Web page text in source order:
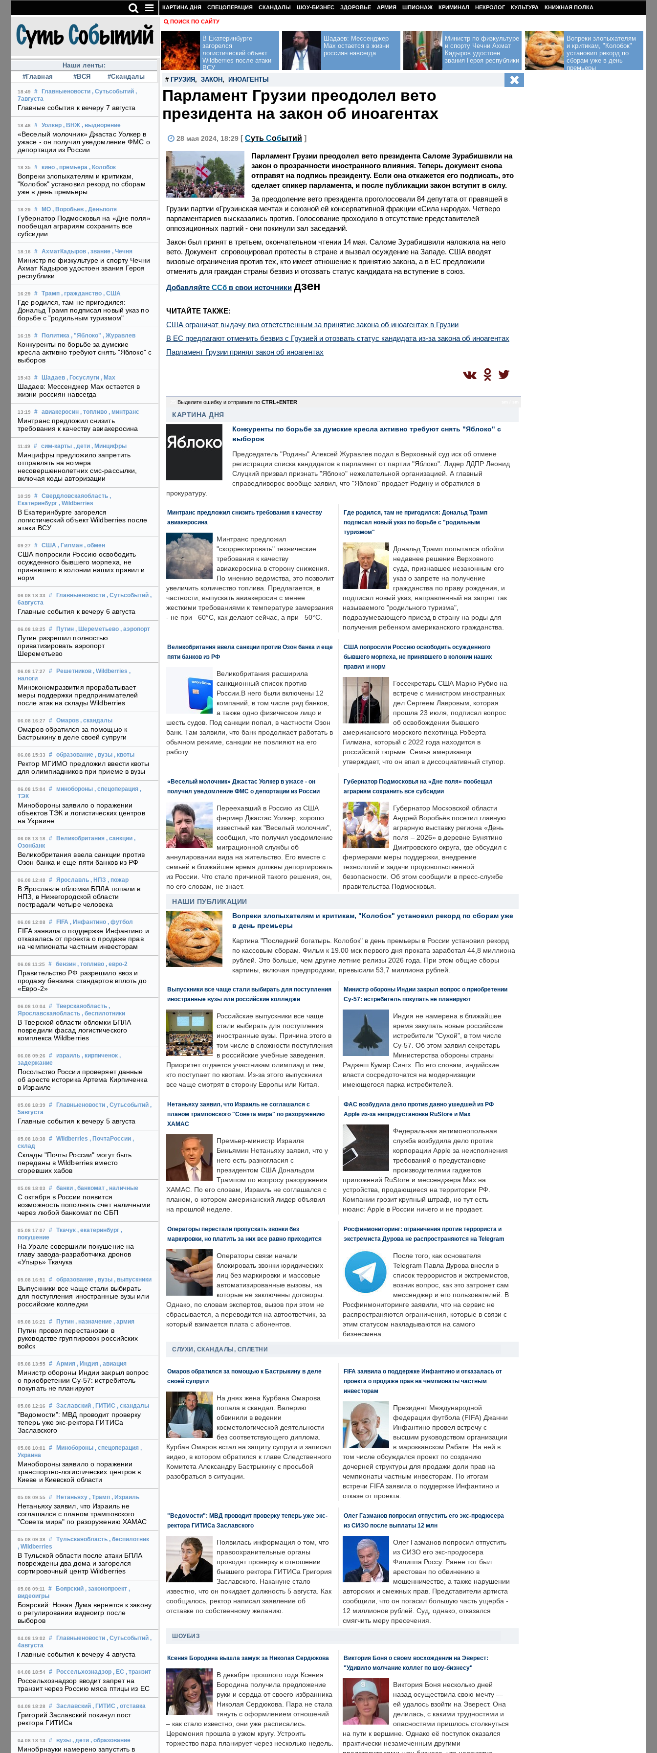
Наши ленты:
#Главная
#ВСЯ #Скандалы
18:49 # Главныеновости , Сутьсобытий ,
7августа
Главные события к вечеру 7 августа
18:46 # Уолкер , ВНЖ , выдворение
«Веселый молочник» Джастас Уолкер в
ужасе - он получил уведомление ФМС о
депортации из России
18:35 # кино , премьера , Колобок
Вопреки злопыхателям и критикам,
"Колобок" установил рекорд по сборам
уже в день премьеры
18:29 # МО , Воробьев , Деньполя
Губернатор Подмосковья на «Дне поля»
пообещал аграриям сохранить все
субсидии
18:16 # АхматКадыров , звание , Чечня
Министр по физкультуре и спорту Чечни
Ахмат Кадыров удостоен звания Героя
республики
16:29 # Трамп , гражданство , США
Где родился, там не пригодился:
Дональд Трамп подписал новый указ по
борьбе с "родильным туризмом"
16:15 # Политика , "Яблоко" , Журавлев
Конкуренты по борьбе за думские
кресла активно требуют снять "Яблоко" с
выборов
15:43 # Шадаев , Госуслуги , Max
Шадаев: Мессенджер Max остается в
жизни россиян навсегда
13:19 # авиакеросин , топливо , минтранс
Минтранс предложил снизить
требования к качеству авиакеросина
11:49 # сим-карты , дети , Минцифры
Минцифры предложило запретить
отправлять на номера
несовершеннолетних смс-рассылки,
включая коды авторизации
10:39 # Свердловскаяобласть ,
Екатеринбург , Wildberries
В Екатеринбурге загорелся
логистический объект Wildberries после
атаки ВСУ
09:27 # США , Гилман , обмен
США попросили Россию освободить
осужденного бывшего морпеха, не
принявшего в колонии наших правил и
норм
06.08 18:33 # Главныеновости , Сутьсобытий ,
6августа
Главные события к вечеру 6 августа
06.08 18:25 # Путин , Шереметьево , аэропорт
Путин разрешил полностью
приватизировать аэропорт
Шереметьево
06.08 17:27 # Решетников , Wildberries ,
налоги
Минэкономразвития прорабатывает
меры поддержки предпринимателей
после атак на склады Wildberries
06.08 16:27 # Омаров , скандалы
Омаров обратился за помощью к
Бастрыкину в деле своей супруги
06.08 15:33 # образование , вузы , квоты
Ректор МГИМО предложил ввести квоты
для олимпиадников при приеме в вузы
06.08 15:04 # минобороны , спецоперация ,
ТЭК
Минобороны заявило о поражении
объектов ТЭК и логистических центров
на Украине
06.08 13:18 # Великобритания , санкции ,
Озонбанк
Великобритания ввела санкции против
Озон банка и еще пяти банков из РФ
06.08 12:48 # Ярославль , НПЗ , пожар
В Ярославле обломки БПЛА попали в
НПЗ, в Нижегородской области
пострадали четыре человека
06.08 12:08 # FIFA , Инфантино , футбол
FIFA заявила о поддержке Инфантино и
отказалась от проекта о продаже прав
на чемпионаты частным инвесторам
06.08 11:25 # бензин , топливо , евро-2
Правительство РФ разрешило ввоз и
продажу бензина стандартов вплоть до
«Евро-2»
06.08 10:04 # Тверскаяобласть ,
Ярославскаяобласть , беспилотники
В Тверской области обломки БПЛА
повредили фасад логистического
комплекса Wildberries
06.08 09:26 # израиль , кирпиченок ,
задержание
Посольство России проверяет данные
об аресте историка Артема Кирпиченка
в Израиле
05.08 18:39 # Главныеновости , Сутьсобытий ,
5августа
Главные события к вечеру 5 августа
05.08 18:38 # Wildberries , ПочтаРоссии ,
склад
Склады "Почты России" могут быть
переданы в Wildberries вместо
сгоревших хабов
05.08 18:03 # банки , банкомат , наличные
С октября в России появится
возможность пополнять счет наличными
через любой банкомат по СБП
05.08 17:07 # Ткачук , екатеринбург ,
покушение
На Урале совершили покушение на
главу завода-разработчика дронов
«Упырь» Ткачука
05.08 16:51 # образование , вузы , выпускники
Выпускники все чаще стали выбирать
для поступления иностранные вузы или
российские колледжи
05.08 16:21 # Путин , назначение , армия
Путин провел перестановки в
руководстве группировок российских
войск
05.08 13:55 # Армия , Индия , авиация
Министр обороны Индии закрыл вопрос
о приобретении Су-57: истребитель
покупать не планируют
05.08 12:16 # Заславский , ГИТИС , скандалы
"Ведомости": МВД проводит проверку
теперь уже экс-ректора ГИТИСа
Заславского
05.08 10:01 # Минобороны , спецоперация ,
Украина
Минобороны заявило о поражении
транспортно-логистических центров в
Киеве и Киевской области
05.08 09:55 # Нетаньяху , Трамп , Израиль
Нетаньяху заявил, что Израиль не
соглашался с планом трамповского
"Совета мира" по разоружению ХАМАС
05.08 09:38 # Тульскаяобласть , беспилотник
, Wildberries
В Тульской области после атаки БПЛА
повреждены два дома и загорелся
сортировочный центр Wildberries
05.08 09:11 # Боярский , законопроект ,
видеоигры
Боярский: Новая Дума вернется к закону
о регулировании видеоигр после
выборов
04.08 19:02 # Главныеновости , Сутьсобытий ,
4августа
Главные события к вечеру 4 августа
04.08 18:54 # Россельхознадзор , ЕС , транзит
Россельхознадзор вводит запрет на
транзит через Россию мяса птицы из ЕС
04.08 18:28 # Заславский , ГИТИС , отставка
Григорий Заславский покинул пост
ректора ГИТИСа
04.08 18:13 # вузы , дети , образование
Минобрнауки намерено запустить в
КАРТИНА ДНЯ СПЕЦОПЕРАЦИЯ СКАНДАЛЫ ШОУ-БИЗНЕС ЗДОРОВЬЕ АРМИЯ ШПИОНАЖ КРИМИНАЛ НЕКРОЛОГ КУЛЬТУРА КНИЖНАЯ ПОЛКА
ПОИСК ПО САЙТУ
В Екатеринбурге
загорелся
логистический объект
Wildberries после атаки
ВСУ
Шадаев: Мессенджер
Max остается в жизни
россиян навсегда
Министр по физкультуре
и спорту Чечни Ахмат
Кадыров удостоен
звания Героя республики
Вопреки злопыхателям
и критикам, "Колобок"
установил рекорд по
сборам уже в день
премьеры
# ГРУЗИЯ , ЗАКОН , ИНОАГЕНТЫ
Парламент Грузии преодолел вето
президента на закон об иноагентах
28 мая 2024, 18:29 [ Суть Событий ]
Парламент Грузии преодолел вето президента Саломе Зурабишвили на
закон о прозрачности иностранного влияния. Теперь документ снова
отправят на подпись президенту. Если она откажется его подписать, это
сделает спикер парламента, и после публикации закон вступит в силу.
За преодоление вето президента проголосовали 84 депутата от правящей в
Грузии партии «Грузинская мечта» и союзной ей консервативной фракции «Сила народа». Четверо
парламентариев высказались против. Голосование проходило в отсутствие представителей
оппозиционных партий - они покинули зал заседаний.
Закон был принят в третьем, окончательном чтении 14 мая. Саломе Зурабишвили наложила на него
вето. Документ спровоцировал протесты в стране и вызвал осуждение на Западе. США вводят
визовые ограничения против тех, кто имеет отношение к принятию закона, а в ЕС предложили
отменить для граждан страны безвиз и отозвать статус кандидата на вступение в союз.
Добавляйте CСб в свои источники дзен
ЧИТАЙТЕ ТАКЖЕ:
США ограничат выдачу виз ответственным за принятие закона об иноагентах в Грузии
В ЕС предлагают отменить безвиз с Грузией и отозвать статус кандидата из-за закона об иноагентах
Парламент Грузии принял закон об иноагентах
Выделите ошибку и отправьте по CTRL+ENTER
КАРТИНА ДНЯ
Конкуренты по борьбе за думские кресла активно требуют снять "Яблоко" с
выборов
Председатель "Родины" Алексей Журавлев подал в Верховный суд иск об отмене
регистрации списка кандидатов в парламент от партии "Яблоко". Лидер ЛДПР Леонид
Слуцкий призвал признать "Яблоко" нежелательной организацией. А главный
справедливорос вообще заявил, что "Яблоко" продает Родину и обратился в
прокуратуру.
Минтранс предложил снизить требования к качеству
авиакеросина
Минтранс предложил
"скорректировать" технические
требования к качеству
авиакеросина в сторону снижения.
По мнению ведомства, это позволит
увеличить количество топлива. Предлагается, в
частности, выпускать авиакеросин с менее
жесткими требованиями к температуре замерзания
- не при –60°C, как делают сейчас, а при –50°C.
Где родился, там не пригодился: Дональд Трамп
подписал новый указ по борьбе с "родильным
туризмом"
Дональд Трамп попытался обойти
недавнее решение Верховного
суда, признавшее незаконным его
указ о запрете на получение
гражданства по праву рождения, и
подписал новый указ, направленный на запрет так
называемого "родильного туризма",
подразумевающего приезд в страну на роды для
получения ребенком американского гражданства.
Великобритания ввела санкции против Озон банка и еще
пяти банков из РФ
Великобритания расширила
санкционный список против
России.В него были включены 12
компаний, в том числе ряд банков,
а также одно физическое лицо и
шесть судов. Под санкции попал, в частности Озон
банк. Там заявили, что банк продолжает работать в
обычном режиме, санкции не повлияют на его
работу.
США попросили Россию освободить осужденного
бывшего морпеха, не принявшего в колонии наших
правил и норм
Госсекретарь США Марко Рубио на
встрече с министром иностранных
дел Сергеем Лавровым, которая
прошла 23 июля, подписал вопрос
об освобождении бывшего
американского морского пехотинца Роберта
Гилмана, который с 2022 года находится в
российской тюрьме. Семья американца
утверждает, что он впал в диссоциативный ступор.
«Веселый молочник» Джастас Уолкер в ужасе - он
получил уведомление ФМС о депортации из России
Переехавший в Россию из США
фермер Джастас Уолкер, хорошо
известный как "Веселый молочник",
сообщил, что получил уведомление
миграционной службы об
аннулировании вида на жительство. Его вместе с
семьей в ближайшее время должны депортировать
из России. Что стало причиной такого решения, он,
по его словам, не знает.
Губернатор Подмосковья на «Дне поля» пообещал
аграриям сохранить все субсидии
Губернатор Московской области
Андрей Воробьёв посетил главную
аграрную выставку региона «День
поля – 2026» в деревне Бунятино
Дмитровского округа, где обсудил с
фермерами меры поддержки, внедрение
технологий и задачи продовольственной
безопасности. Об этом сообщили в пресс-службе
правительства Подмосковья.
НАШИ ПУБЛИКАЦИИ
Вопреки злопыхателям и критикам, "Колобок" установил рекорд по сборам уже
в день премьеры
Картина "Последний богатырь. Колобок" в день премьеры в России установил рекорд
по кассовым сборам. Фильм к 19.00 мск первого дня проката заработал 44,8 миллиона
рублей. Это больше, чем другие летние релизы 2026 года. При этом общие сборы
картины, включая предпродажи, превысили 53,7 миллиона рублей.
Выпускники все чаще стали выбирать для поступления
иностранные вузы или российские колледжи
Российские выпускники все чаще
стали выбирать для поступления
иностранные вузы. Причина этого в
том числе в сложности поступления
в российские учебные заведения.
Приоритет отдается участникам олимпиад и тем,
кто поступает по квотам. Из-за этого выпускники
все чаще смотрят в сторону Европы или Китая.
Министр обороны Индии закрыл вопрос о приобретении
Су-57: истребитель покупать не планируют
Индия не намерена в ближайшее
время закупать новые российские
истребители "Сухой", в том числе
Су-57. Об этом заявил секретарь
Министерства обороны страны
Раджеш Кумар Сингх. По его словам, индийские
власти сосредоточатся на модернизации
имеющегося парка истребителей.
Нетаньяху заявил, что Израиль не соглашался с
планом трамповского "Совета мира" по разоружению
ХАМАС
Премьер-министр Израиля
Биньямин Нетаньяху заявил, что у
него есть разногласия с
президентом США Дональдом
Трампом по вопросу разоружения
ХАМАС. По его словам, Израиль не соглашался с
планом, о котором американский лидер объявил
на прошлой неделе.
ФАС возбудила дело против давно ушедшей из РФ
Apple из-за непредустановки RuStore и Max
Федеральная антимонопольная
служба возбудила дело против
корпорации Apple за неисполнения
требований о предустановке
производителями гаджетов
приложений RuStore и мессенджера Max на
устройства, продающиеся на территории РФ.
Компании грозит крупный штраф, но тут есть
нюанс: Apple в России ничего и не продает.
Операторы перестали пропускать звонки без
маркировки, но платить за них все равно приходится
Операторы связи начали
блокировать звонки юридических
лиц без маркировки и массовые
автоматизированные вызовы, на
которые не заключены договоры.
Однако, по словам экспертов, вызов при этом не
сбрасывается, а переводится на автоответчик, за
который взимается плата с абонентов.
Росфинмониторинг: ограничения против террориста и
экстремиста Дурова не распространяются на Telegram
После того, как основателя
Telegram Павла Дурова внесли в
список террористов и экстремистов,
возник вопрос, как это затронет сам
мессенджер и его пользователей. В
Росфинмониторинге заявили, что на сервис не
распространяются ограничения, которые в связи с
этим статусом накладываются на самого
бизнесмена.
СЛУХИ, СКАНДАЛЫ, СПЛЕТНИ
Омаров обратился за помощью к Бастрыкину в деле
своей супруги
На днях жена Курбана Омарова
попала в скандал. Валерию
обвинили в ведении
косметологической деятельности
без соответствующего диплома.
Курбан Омаров встал на защиту супруги и записал
видео, в котором обратился к главе Следственного
Комитета Александру Бастрыкину с просьбой
разобраться в ситуации.
FIFA заявила о поддержке Инфантино и отказалась от
проекта о продаже прав на чемпионаты частным
инвесторам
Президент Международной
федерации футбола (FIFA) Джанни
Инфантино провел встречу с
высшим руководством организации
в марокканском Рабате. На ней в
том числе обсуждался проект по созданию
дочерней структуры для продажи доли прав на
чемпионаты частным инвесторам. По итогам
встречи FIFA заявила о поддержке Инфантино и
отказе от проекта.
"Ведомости": МВД проводит проверку теперь уже экс-
ректора ГИТИСа Заславского
Появилась информация о том, что
правоохранительные органы
проводят проверку в отношении
бывшего ректора ГИТИСа Григория
Заславского. Накануне стало
известно, что он покидает должность 5 августа. Как
сообщалось, ректор написал заявление об
отставке по собственному желанию.
Олег Газманов попросил отпустить его экс-продюсера
из СИЗО после выплаты 12 млн
Олег Газманов попросил отпустить
из СИЗО его экс-продюсера
Филиппа Россу. Ранее тот был
арестован по обвинению в
мошенничестве, а также нарушении
авторских и смежных прав. Представители артиста
сообщили, что он погасил большую часть ущерба -
12 миллионов рублей. Суд, однако, отказался
смягчить меру пресечения.
ШОУБИЗ
Ксения Бородина вышла замуж за Николая Сердюкова
В декабре прошлого года Ксения
Бородина получила предложение
руки и сердца от своего избранника
Николая Сердюкова. Пара не стала
тянуть с оформлением отношений
– как стало известно, они уже расписались.
Церемония прошла в узком кругу. Устроить
торжество пара планирует через несколько недель.
Виктория Боня о своем восхождении на Эверест:
"Удивило молчание коллег по шоу-бизнесу"
Виктория Боня несколько дней
назад осуществила свою мечту —
ей удалось взойти на Эверест. Она
делилась, с какими трудностями и
опасностями пришлось столкнуться
на пути к вершине. Однако её поступок оказался
практически незамеченным другими